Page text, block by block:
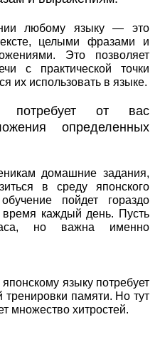
любому языку — это
целыми фразами и
Это позволяет
с практической точки
их использовать в языке.
потребует от вас
определенных
домашние задания,
в среду японского
пойдет гораздо
время каждый день. Пусть
но важна именно
языку потребует
тренировки памяти. Но тут
множество хитростей.